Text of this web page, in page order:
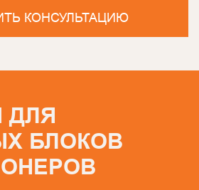
КОНСУЛЬТАЦИЮ
ДЛЯ
БЛОКОВ